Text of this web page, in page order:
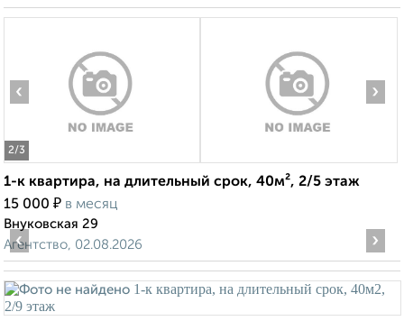
2/3
‹ ›
1-к квартира, на длительный срок, 40м², 2/5 этаж
15 000 ₽ в месяц
Внуковская 29
Агентство, 02.08.2026
‹ ›